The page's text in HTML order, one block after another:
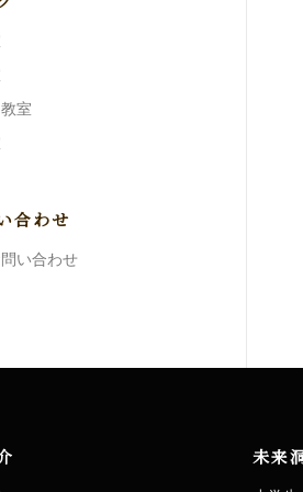
室
合わせ
い合わせ
未来